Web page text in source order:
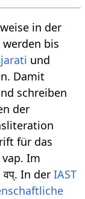
in der
werden bis
und
Damit
schreiben
der
für das
Im
वप्. In derIAST